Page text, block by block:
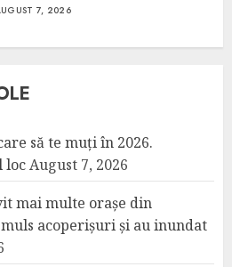
7, 2026
să te muți în 2026.
locAugust 7, 2026
mai multe orașe din
acoperișuri și au inundat